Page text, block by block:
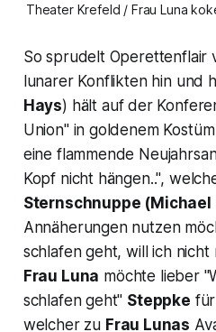
Theater Krefeld / Frau Luna
So sprudelt Operettenflair
lunarer Konflikten hin und
Hays) hält auf der
Union"in goldenem
eine flammende
Kopf nicht hängen..",
Sternschnuppe (Michael
Annäherungen nutzen
schlafen geht, will ich
Frau Luna möchte lieber
schlafen geht" Steppke
welcher zu Frau Lunas